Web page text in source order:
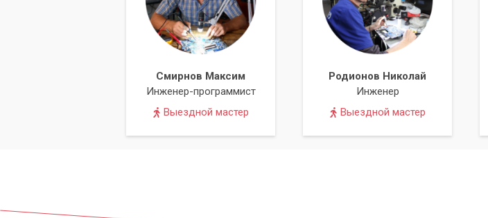
Повреждение системных файлов:
После удаления вируса могут
системные файлы, требующие восстановления.
Отсутствие интернета для обновления баз:Если нет доступа к сети,
Сервисный центр «Компьютерный Мастер» предлагает
другими передовыми инструментами для диагностики и лечения
Смирнов Максим
Инженер-программист
Выездной мастер
Родионов Николай
Инженер
Выездной мастер